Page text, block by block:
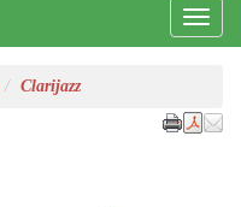
Menu
Clarijazz